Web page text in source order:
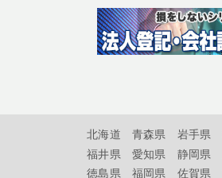
北海道 青森県 岩手県
福井県
愛知県 静岡県
徳島県
福岡県 佐賀県